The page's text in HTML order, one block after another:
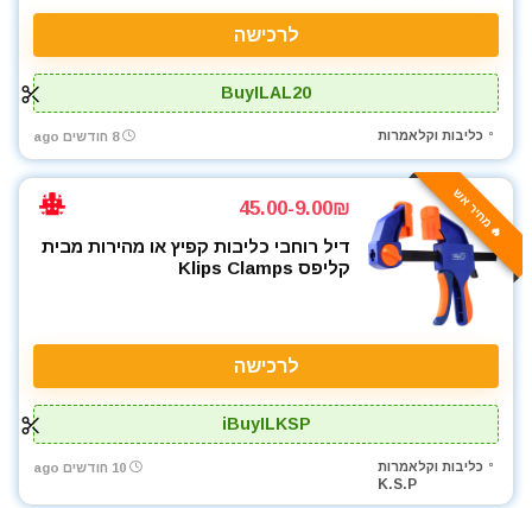
לרכישה
BuyILAL20
כליבות וקלאמרות 8 חודשים ago
🔥 מחיר אש 9.00₪-45.00
דיל רוחבי כליבות קפיץ או מהירות מבית
קליפס Klips Clamps
לרכישה
iBuyILKSP
כליבות וקלאמרות
K.S.P
10 חודשים ago